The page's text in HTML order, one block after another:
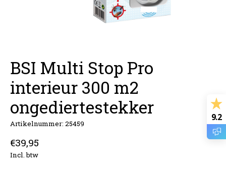
BSI Multi Stop Pro
interieur 300 m2
ongediertestekker
Artikelnummer: 25459
€39,95
Incl. btw
9.2